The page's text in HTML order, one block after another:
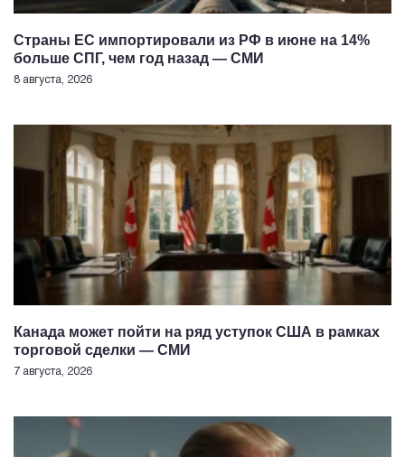
Страны ЕС импортировали из РФ в июне на 14%
больше СПГ, чем год назад — СМИ
8 августа, 2026
Канада может пойти на ряд уступок США в рамках
торговой сделки — СМИ
7 августа, 2026